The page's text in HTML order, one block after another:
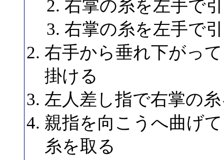
右掌の糸を左手で
右掌の糸を左手で
右手から垂れ下がっ
掛ける
左人差し指で右掌の
親指を向こうへ曲げ
糸を取る